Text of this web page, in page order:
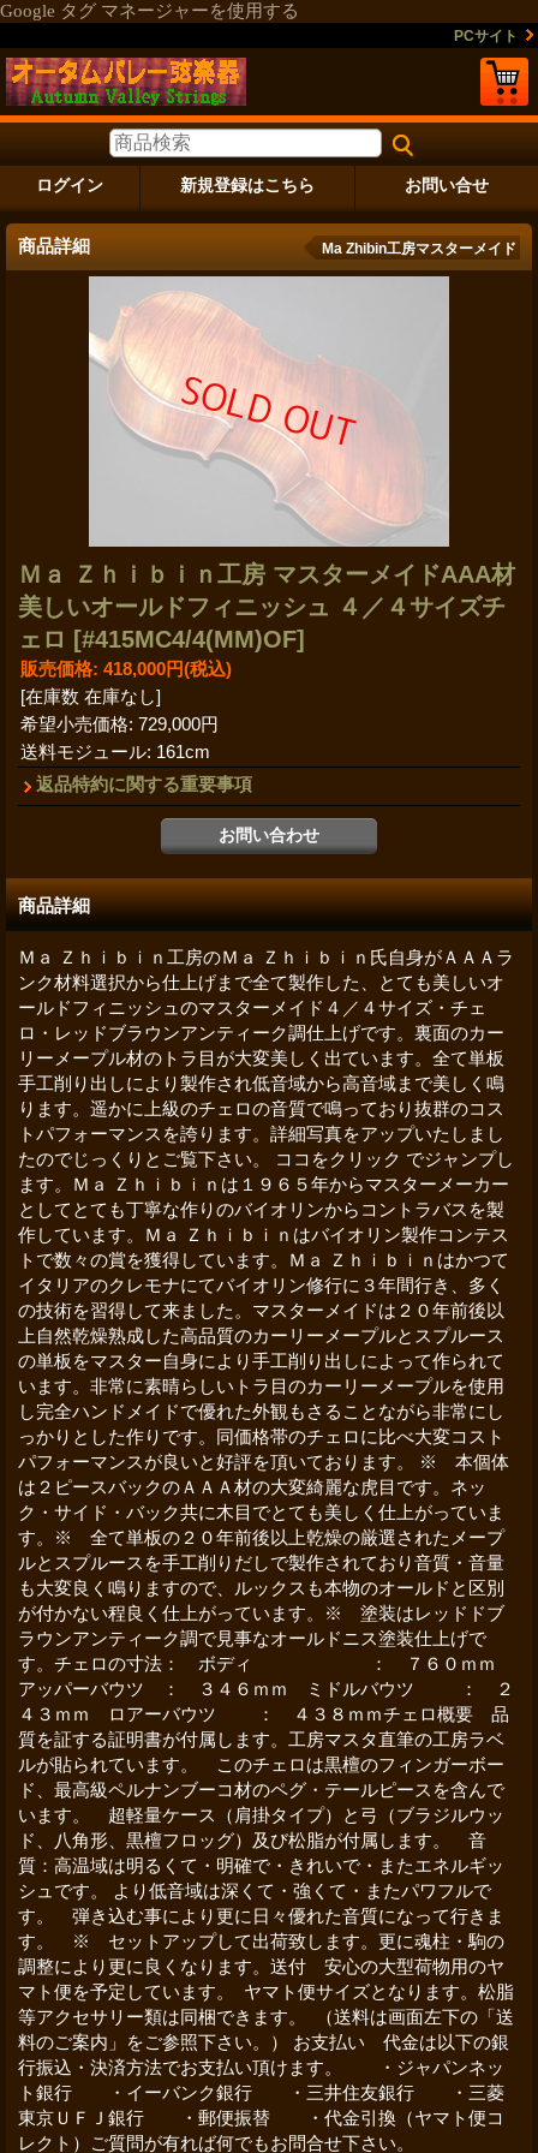
Google タグ マネージャーを使用する
PCサイト
ログイン 新規登録はこちら お問い合せ
商品詳細 Ma Zhibin工房マスターメイド
Ｍａ Ｚｈｉｂｉｎ工房 マスターメイドAAA材
美しいオールドフィニッシュ ４／４サイズチ
ェロ [#415MC4/4(MM)OF]
販売価格: 418,000円(税込)
[在庫数 在庫なし]
希望小売価格: 729,000円
送料モジュール: 161cm
返品特約に関する重要事項
商品詳細
Ｍａ Ｚｈｉｂｉｎ工房のＭａ Ｚｈｉｂｉｎ氏自身がＡＡＡラ
ンク材料選択から仕上げまで全て製作した、とても美しいオ
ールドフィニッシュのマスターメイド４／４サイズ・チェ
ロ・レッドブラウンアンティーク調仕上げです。裏面のカー
リーメープル材のトラ目が大変美しく出ています。全て単板
手工削り出しにより製作され低音域から高音域まで美しく鳴
ります。遥かに上級のチェロの音質で鳴っており抜群のコス
トパフォーマンスを誇ります。詳細写真をアップいたしまし
たのでじっくりとご覧下さい。 ココをクリック でジャンプし
ます。Ｍａ Ｚｈｉｂｉｎは１９６５年からマスターメーカー
としてとても丁寧な作りのバイオリンからコントラバスを製
作しています。Ｍａ Ｚｈｉｂｉｎはバイオリン製作コンテス
トで数々の賞を獲得しています。Ｍａ Ｚｈｉｂｉｎはかつて
イタリアのクレモナにてバイオリン修行に３年間行き、多く
の技術を習得して来ました。マスターメイドは２０年前後以
上自然乾燥熟成した高品質のカーリーメープルとスプルース
の単板をマスター自身により手工削り出しによって作られて
います。非常に素晴らしいトラ目のカーリーメープルを使用
し完全ハンドメイドで優れた外観もさることながら非常にし
っかりとした作りです。同価格帯のチェロに比べ大変コスト
パフォーマンスが良いと好評を頂いております。 ※ 本個体
は２ピースバックのＡＡＡ材の大変綺麗な虎目です。ネッ
ク・サイド・バック共に木目でとても美しく仕上がっていま
す。※ 全て単板の２０年前後以上乾燥の厳選されたメープ
ルとスプルースを手工削りだしで製作されており音質・音量
も大変良く鳴りますので、ルックスも本物のオールドと区別
が付かない程良く仕上がっています。※ 塗装はレッドドブ
ラウンアンティーク調で見事なオールドニス塗装仕上げで
す。チェロの寸法： ボディ ： ７６０ｍｍ
アッパーバウツ ： ３４６ｍｍ ミドルバウツ ： ２
４３ｍｍ ロアーバウツ ： ４３８ｍｍチェロ概要 品
質を証する証明書が付属します。工房マスタ直筆の工房ラベ
ルが貼られています。 このチェロは黒檀のフィンガーボー
ド、最高級ペルナンブーコ材のペグ・テールピースを含んで
います。 超軽量ケース（肩掛タイプ）と弓（ブラジルウッ
ド、八角形、黒檀フロッグ）及び松脂が付属します。 音
質：高温域は明るくて・明確で・きれいで・またエネルギッ
シュです。 より低音域は深くて・強くて・またパワフルで
す。 弾き込む事により更に日々優れた音質になって行きま
す。 ※ セットアップして出荷致します。更に魂柱・駒の
調整により更に良くなります。送付 安心の大型荷物用のヤ
マト便を予定しています。 ヤマト便サイズとなります。松脂
等アクセサリー類は同梱できます。 （送料は画面左下の「送
料のご案内」をご参照下さい。） お支払い 代金は以下の銀
行振込・決済方法でお支払い頂けます。 ・ジャパンネッ
ト銀行 ・イーバンク銀行 ・三井住友銀行 ・三菱
東京ＵＦＪ銀行 ・郵便振替 ・代金引換（ヤマト便コ
レクト）ご質問が有れば何でもお問合せ下さい。